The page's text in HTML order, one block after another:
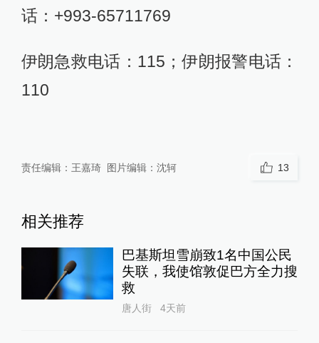
话：+993-65711769
伊朗急救电话：115；伊朗报警电话：
110
责任编辑： 王嘉琦 图片编辑： 沈轲 13
相关推荐
巴基斯坦雪崩致1名中国公民
失联，我使馆敦促巴方全力搜
救
唐人街 4天前